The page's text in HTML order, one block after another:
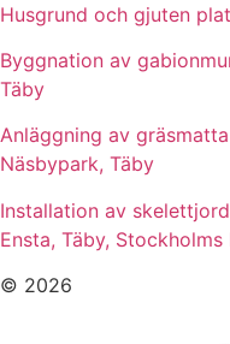
Husgrund och gjuten
Byggnation av
Täby
Anläggning av
Näsbypark, Täby
Installation av
Ensta, Täby, Stockholms
© 2026